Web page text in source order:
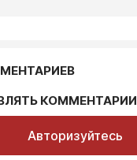
КОММЕНТАРИИ
Авторизуйтесь